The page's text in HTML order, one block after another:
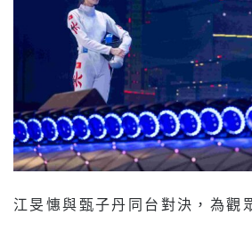
江旻憓與甄子丹同台對決，為觀